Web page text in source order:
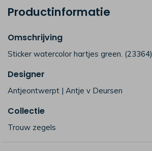
Productinformatie
Omschrijving
Sticker watercolor hartjes green. (23364)
Designer
Antjeontwerpt | Antje v Deursen
Collectie
Trouw zegels